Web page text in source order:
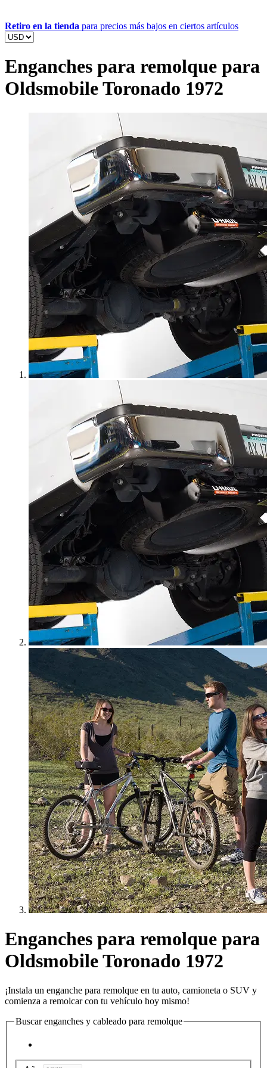
Retiro en la tienda para precios más bajos en ciertos artículos
Enganches para remolque para
Oldsmobile Toronado 1972
Enganches para remolque para
Oldsmobile Toronado 1972
¡Instala un enganche para remolque en tu auto, camioneta o SUV y
comienza a remolcar con tu vehículo hoy mismo!
Buscar enganches y cableado para remolque